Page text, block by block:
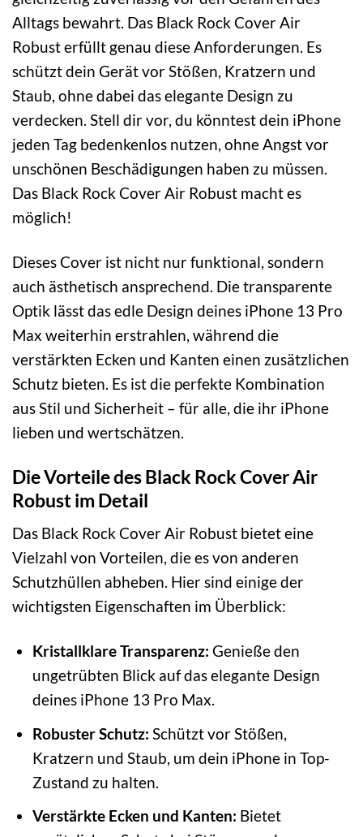
Alltags bewahrt. Das Black Rock Cover Air
Robust erfüllt genau diese Anforderungen. Es
schützt dein Gerät vor Stößen, Kratzern und
Staub, ohne dabei das elegante Design zu
verdecken. Stell dir vor, du könntest dein iPhone
jeden Tag bedenkenlos nutzen, ohne Angst vor
unschönen Beschädigungen haben zu müssen.
Das Black Rock Cover Air Robust macht es
möglich!
Dieses Cover ist nicht nur funktional, sondern
auch ästhetisch ansprechend. Die transparente
Optik lässt das edle Design deines iPhone 13 Pro
Max weiterhin erstrahlen, während die
verstärkten Ecken und Kanten einen zusätzlichen
Schutz bieten. Es ist die perfekte Kombination
aus Stil und Sicherheit – für alle, die ihr iPhone
lieben und wertschätzen.
Die Vorteile des Black Rock Cover Air
Robust im Detail
Das Black Rock Cover Air Robust bietet eine
Vielzahl von Vorteilen, die es von anderen
Schutzhüllen abheben. Hier sind einige der
wichtigsten Eigenschaften im Überblick:
Kristallklare Transparenz: Genieße den
ungetrübten Blick auf das elegante Design
deines iPhone 13 Pro Max.
Robuster Schutz: Schützt vor Stößen,
Kratzern und Staub, um dein iPhone in Top-
Zustand zu halten.
Verstärkte Ecken und Kanten: Bietet